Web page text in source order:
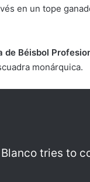
en un tope
de Béisbol
monárquica.
tries to